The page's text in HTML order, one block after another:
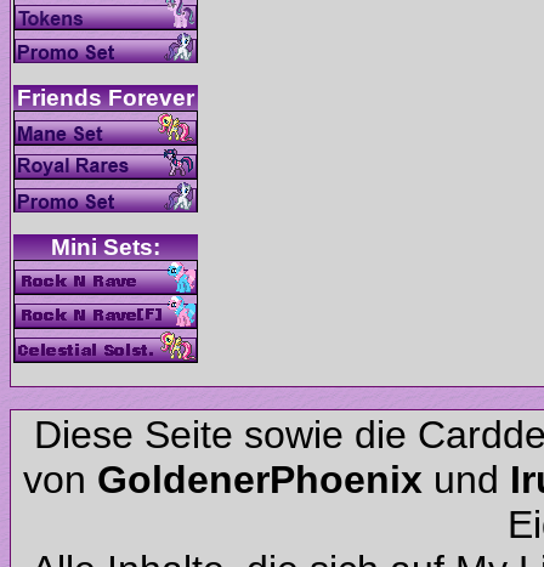
Diese Seite sowie die
von
und